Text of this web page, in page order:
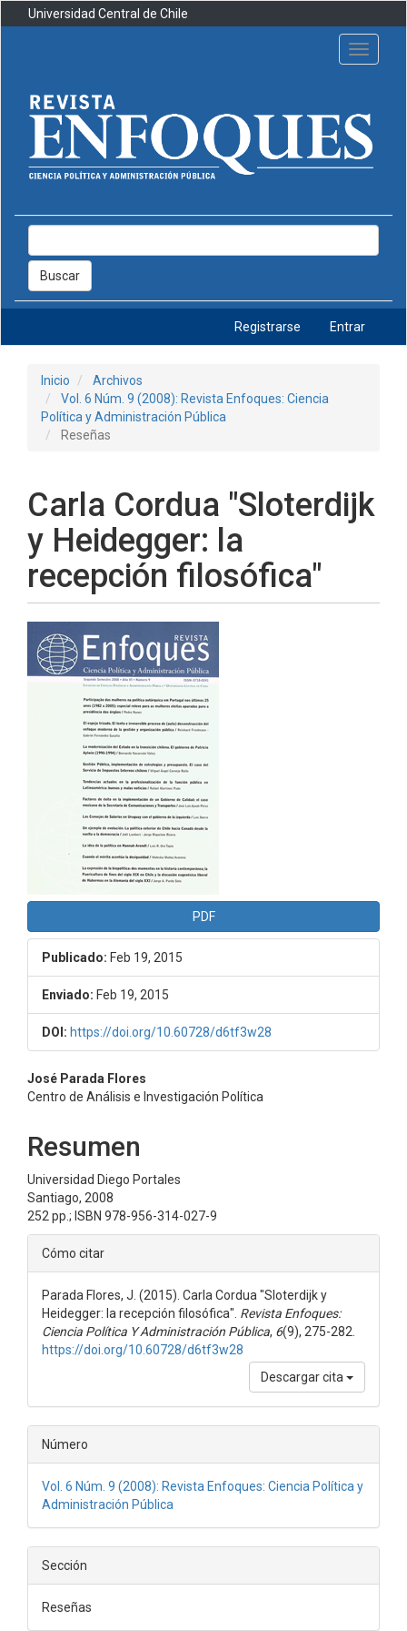
Navegación
principal
lateral
Universidad Central de Chile
Toggle
Buscar
Registrarse Entrar
Inicio
Archivos
Vol. 6 Núm. 9 (2008): Revista Enfoques: Ciencia
Política y Administración Pública
Reseñas
Carla Cordua "Sloterdijk
y Heidegger: la
recepción filosófica"
Barra
lateral
artículo
PDF
Publicado: Feb 19, 2015
Enviado: Feb 19, 2015
DOI: https://doi.org/10.60728/d6tf3w28
Contenido
del
artículo
José Parada Flores
Centro de Análisis e Investigación Política
Resumen
Universidad Diego Portales
Santiago, 2008
252 pp.; ISBN 978-956-314-027-9
Detalles
del
artículo
Cómo citar
Parada Flores, J. (2015). Carla Cordua "Sloterdijk y
Heidegger: la recepción filosófica". Revista Enfoques:
Ciencia Política Y Administración Pública, 6(9), 275-282.
https://doi.org/10.60728/d6tf3w28
Descargar cita
Número
Vol. 6 Núm. 9 (2008): Revista Enfoques: Ciencia Política y
Administración Pública
Sección
Reseñas